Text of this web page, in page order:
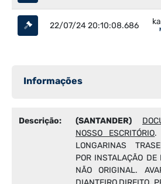
22/07/24 20:10:08.686
Informações
Descrição: (SANTANDER)
NOSSO ESCRITÓRIO.
LONGARINAS
POR INSTALAÇÃO
NÃO ORIGINAL.